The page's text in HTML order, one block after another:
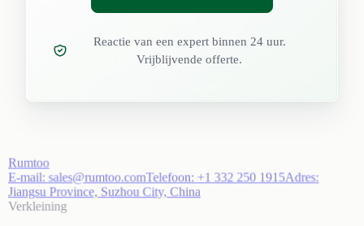
Reactie van een expert binnen 24 uur.
Vrijblijvende offerte.
Rumtoo
E-mail: sales@rumtoo.comTelefoon: +1 332 250 1915Adres:
Jiangsu Province, Suzhou City, China
Verkleining